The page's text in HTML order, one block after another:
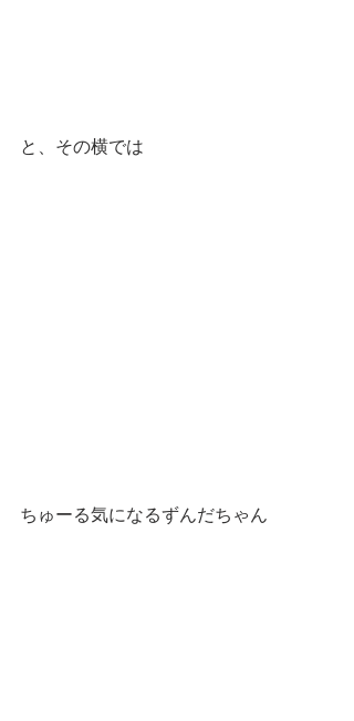
と、その横では
ちゅーる気になるずんだちゃん